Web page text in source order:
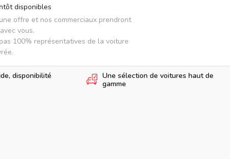
disponibles
offre et nos commerciaux prendront
vous.
100% représentatives de la voiture
disponibilité
Une sélection de voitures haut de
gamme